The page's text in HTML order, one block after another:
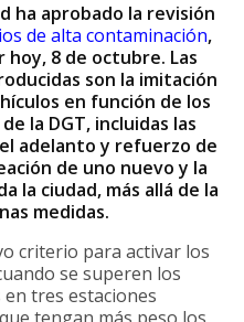
ha aprobado la revisión
de alta contaminación,
8 de octubre. Las
son la imitación
en función de los
la DGT, incluidas las
adelanto y refuerzo de
de uno nuevo y la
la ciudad, más allá de la
medidas.
criterio para activar los
se superen los
tres estaciones